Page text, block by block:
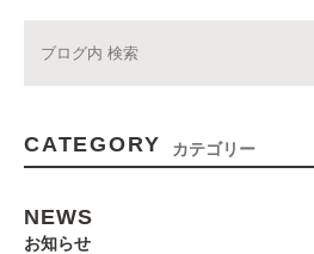
CATEGORY カテゴリー
NEWS
お知らせ